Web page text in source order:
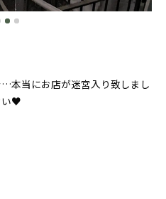
本当にお店が迷宮入り致しまし
い♥